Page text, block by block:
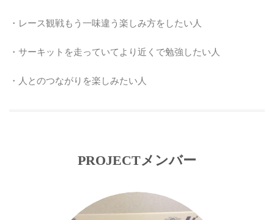
・レース観戦もう一味違う楽しみ方をしたい人
・サーキットを走っていてより近くで勉強したい人
・人とのつながりを楽しみたい人
PROJECTメンバー